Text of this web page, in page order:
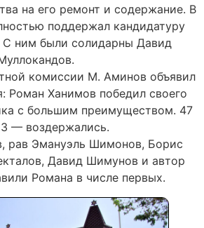
на его ремонт и содержание. В
поддержал кандидатуру
С ним были солидарны Давид
комиссии М. Аминов объявил
Роман Ханимов победил своего
с большим преимуществом. 47
— воздержались.
рав Эмануэль Шимонов, Борис
Давид Шимунов и автор
Романа в числе первых.